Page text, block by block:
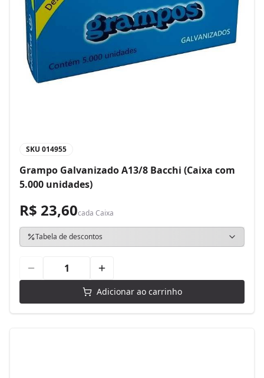
SKU 014955
Grampo Galvanizado A13/8 Bacchi (Caixa com
5.000 unidades)
R$ 23,60cada Caixa
Tabela de descontos
Adicionar ao carrinho